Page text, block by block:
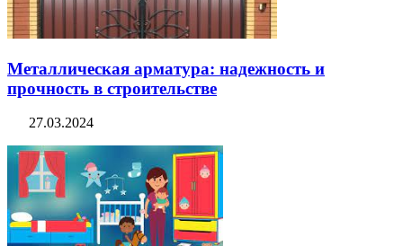
Металлическая арматура: надежность и
прочность в строительстве
27.03.2024